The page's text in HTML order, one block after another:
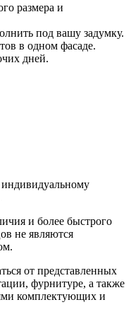
размера и
под вашу задумку.
в одном фасаде.
дней.
и более быстрого
не являются
от представленных
фурнитуре, а также
комплектующих и